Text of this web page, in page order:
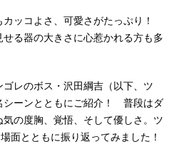
カッコよさ、可愛さがたっぷり！
る器の大きさに心惹かれる方も多
レのボス・沢田綱吉（以下、ツ
シーンとともにご紹介！ 普段はダ
気の度胸、覚悟、そして優しさ。ツ
面とともに振り返ってみました！